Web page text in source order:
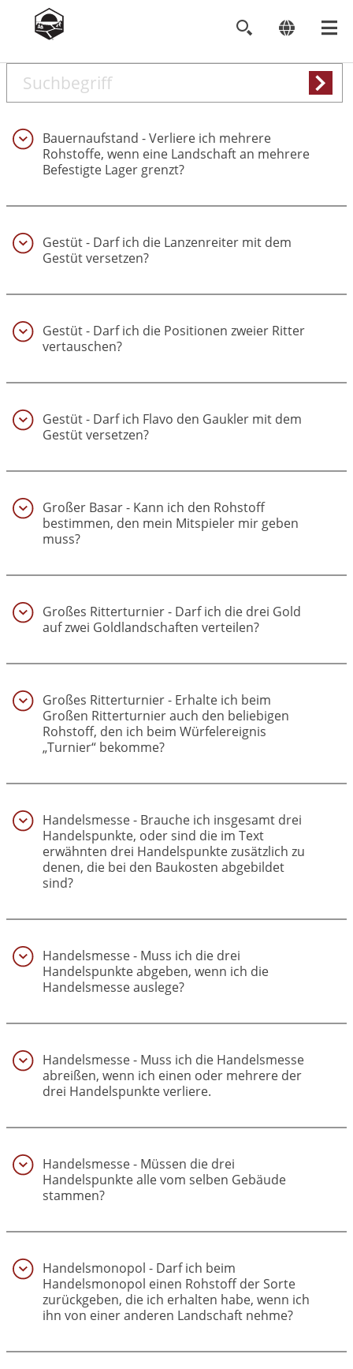
keywords
Bauernaufstand - Verliere ich mehrere
Rohstoffe, wenn eine Landschaft an mehrere
Befestigte Lager grenzt?
Gestüt - Darf ich die Lanzenreiter mit dem
Gestüt versetzen?
Gestüt - Darf ich die Positionen zweier Ritter
vertauschen?
Gestüt - Darf ich Flavo den Gaukler mit dem
Gestüt versetzen?
Großer Basar - Kann ich den Rohstoff
bestimmen, den mein Mitspieler mir geben
muss?
Großes Ritterturnier - Darf ich die drei Gold
auf zwei Goldlandschaften verteilen?
Großes Ritterturnier - Erhalte ich beim
Großen Ritterturnier auch den beliebigen
Rohstoff, den ich beim Würfelereignis
„Turnier“ bekomme?
Handelsmesse - Brauche ich insgesamt drei
Handelspunkte, oder sind die im Text
erwähnten drei Handelspunkte zusätzlich zu
denen, die bei den Baukosten abgebildet
sind?
Handelsmesse - Muss ich die drei
Handelspunkte abgeben, wenn ich die
Handelsmesse auslege?
Handelsmesse - Muss ich die Handelsmesse
abreißen, wenn ich einen oder mehrere der
drei Handelspunkte verliere.
Handelsmesse - Müssen die drei
Handelspunkte alle vom selben Gebäude
stammen?
Handelsmonopol - Darf ich beim
Handelsmonopol einen Rohstoff der Sorte
zurückgeben, die ich erhalten habe, wenn ich
ihn von einer anderen Landschaft nehme?